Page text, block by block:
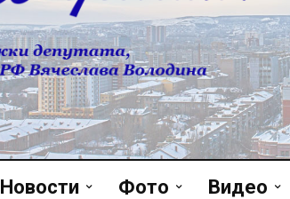
Новости Фото Видео